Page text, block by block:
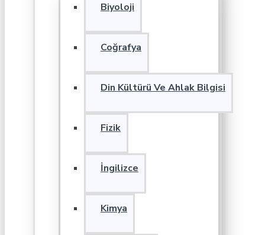
Biyoloji
Coğrafya
Din Kültürü Ve Ahlak Bilgisi
Fizik
İngilizce
Kimya